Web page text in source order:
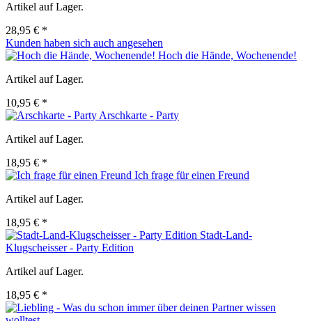
Artikel auf Lager.
28,95 € *
Kunden haben sich auch angesehen
Hoch die Hände, Wochenende!
Artikel auf Lager.
10,95 € *
Arschkarte - Party
Artikel auf Lager.
18,95 € *
Ich frage für einen Freund
Artikel auf Lager.
18,95 € *
Stadt-Land-
Klugscheisser - Party Edition
Artikel auf Lager.
18,95 € *